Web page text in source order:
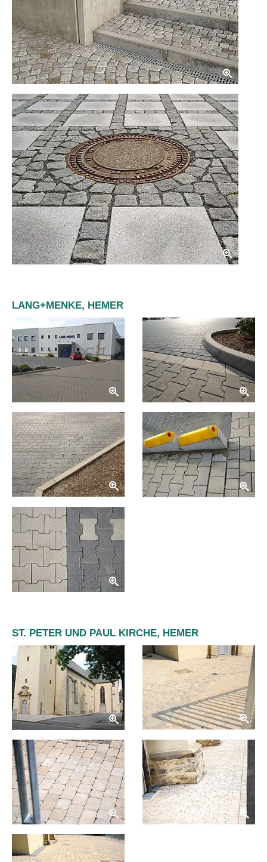
LANG+MENKE, HEMER
ST. PETER UND PAUL KIRCHE, HEMER